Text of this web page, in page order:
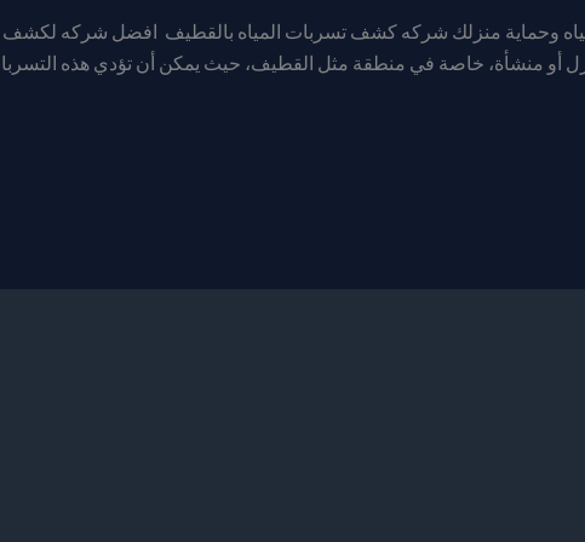
وحماية منزلك شركه كشف تسربات المياه بالقطيف افضل شركه لكشف
أو منشأة، خاصة في منطقة مثل القطيف، حيث يمكن أن تؤدي هذه